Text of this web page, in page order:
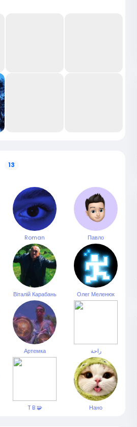
13
Roman Павло
Віталій Карабань Олег Меленюк
Артемка راحة
T B 🧩 Нано